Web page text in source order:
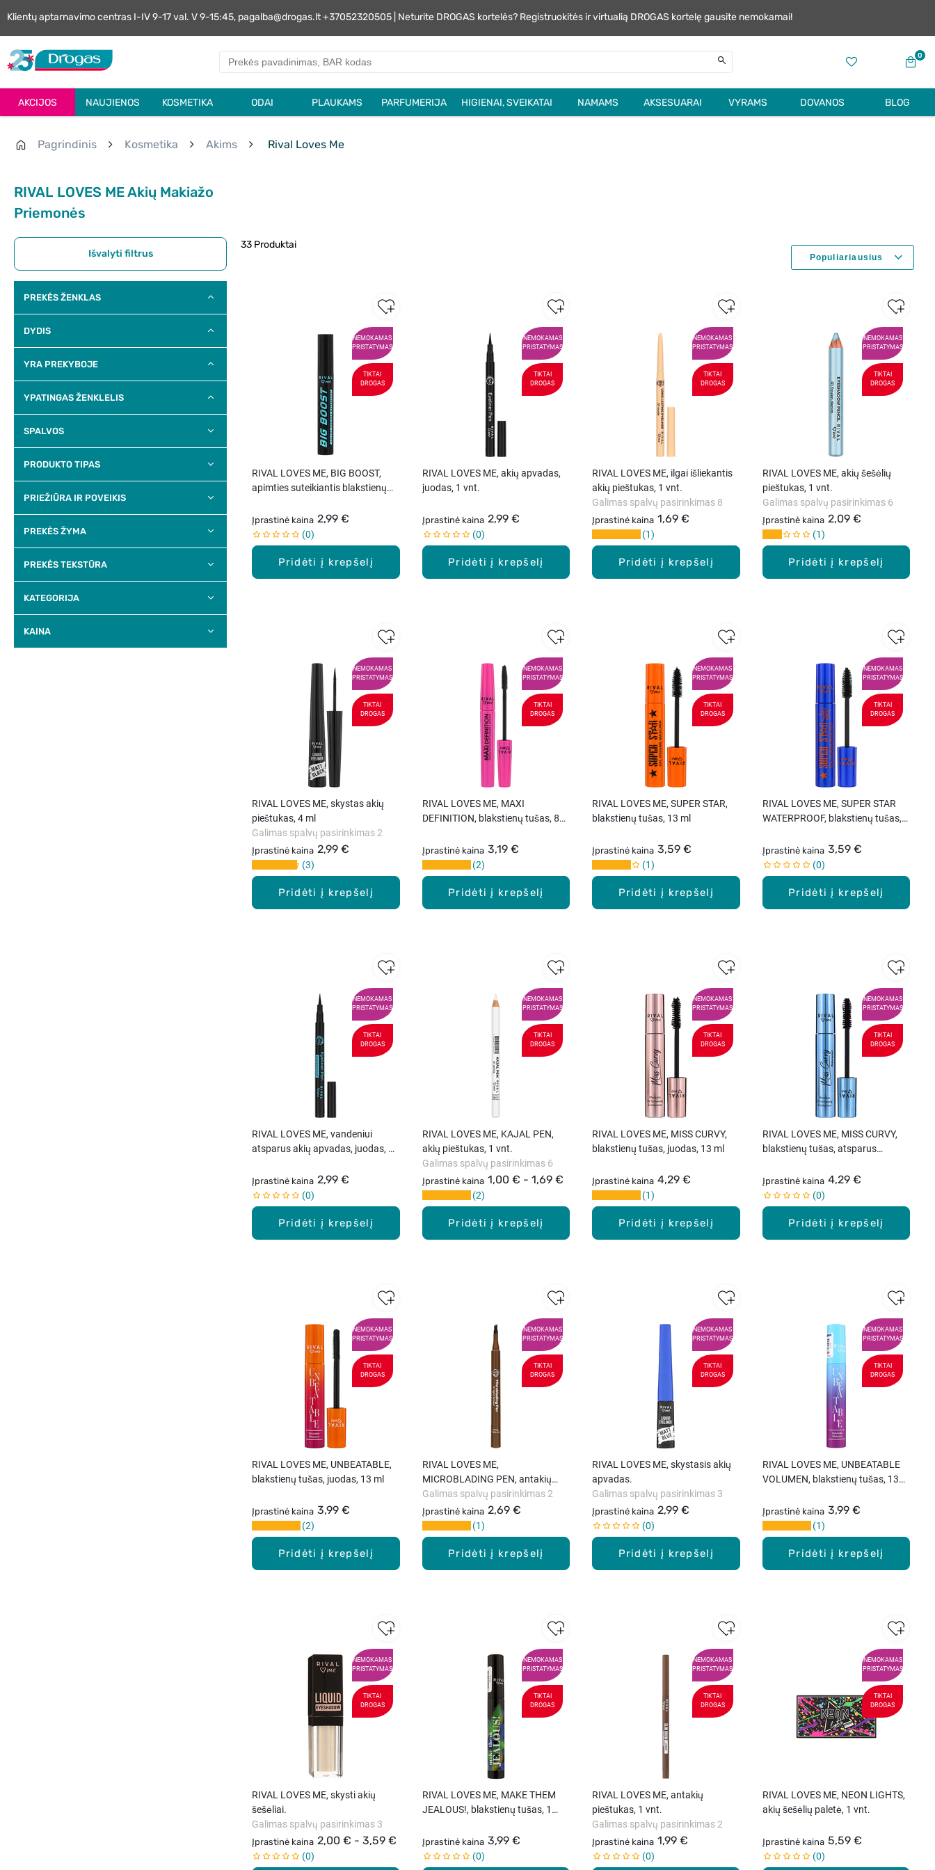
Klientų aptarnavimo centras I-IV 9-17 val. V 9-15:45, pagalba@drogas.lt +37052320505 | Neturite DROGAS kortelės? Registruokitės ir virtualią DROGAS kortelę gausite nemokamai!
0
AKCIJOS NAUJIENOS KOSMETIKA ODAI PLAUKAMS PARFUMERIJA HIGIENAI, SVEIKATAI NAMAMS AKSESUARAI VYRAMS DOVANOS BLOG
Pagrindinis Kosmetika Akims Rival Loves Me
RIVAL LOVES ME Akių Makiažo
Priemonės
Išvalyti filtrus
PREKĖS ŽENKLAS
DYDIS
YRA PREKYBOJE
YPATINGAS ŽENKLELIS
SPALVOS
PRODUKTO TIPAS
PRIEŽIŪRA IR POVEIKIS
PREKĖS ŽYMA
PREKĖS TEKSTŪRA
KATEGORIJA
KAINA
33 Produktai
NEMOKAMAS
PRISTATYMAS
TIKTAI
DROGAS
Pridėti į krepšelį
RIVAL LOVES ME, BIG BOOST,
apimties suteikiantis blakstienų
ml.
Įprastinė kaina 2,99 €
0
NEMOKAMAS
PRISTATYMAS
TIKTAI
DROGAS
Pridėti į krepšelį
RIVAL LOVES ME, akių apvadas,
juodas, 1 vnt.
Įprastinė kaina 2,99 €
0
NEMOKAMAS
PRISTATYMAS
TIKTAI
DROGAS
Pridėti į krepšelį
RIVAL LOVES ME, ilgai išliekantis
akių pieštukas, 1 vnt.
Įprastinė kaina 1,69 €
Galimas spalvų pasirinkimas 8
1
NEMOKAMAS
PRISTATYMAS
TIKTAI
DROGAS
Pridėti į krepšelį
RIVAL LOVES ME, akių šešėlių
pieštukas, 1 vnt.
Įprastinė kaina 2,09 €
Galimas spalvų pasirinkimas 6
1
NEMOKAMAS
PRISTATYMAS
TIKTAI
DROGAS
Pridėti į krepšelį
RIVAL LOVES ME, skystas akių
pieštukas, 4 ml
Įprastinė kaina 2,99 €
Galimas spalvų pasirinkimas 2
3
NEMOKAMAS
PRISTATYMAS
TIKTAI
DROGAS
Pridėti į krepšelį
RIVAL LOVES ME, MAXI
DEFINITION, blakstienų tušas, 8
Įprastinė kaina 3,19 €
2
NEMOKAMAS
PRISTATYMAS
TIKTAI
DROGAS
Pridėti į krepšelį
RIVAL LOVES ME, SUPER STAR,
blakstienų tušas, 13 ml
Įprastinė kaina 3,59 €
1
NEMOKAMAS
PRISTATYMAS
TIKTAI
DROGAS
Pridėti į krepšelį
RIVAL LOVES ME, SUPER STAR
WATERPROOF, blakstienų tušas,
Įprastinė kaina 3,59 €
0
NEMOKAMAS
PRISTATYMAS
TIKTAI
DROGAS
Pridėti į krepšelį
RIVAL LOVES ME, vandeniui
atsparus akių apvadas, juodas, 1
Įprastinė kaina 2,99 €
0
NEMOKAMAS
PRISTATYMAS
TIKTAI
DROGAS
Pridėti į krepšelį
RIVAL LOVES ME, KAJAL PEN,
akių pieštukas, 1 vnt.
Įprastinė kaina 1,00 € - 1,69 €
Galimas spalvų pasirinkimas 6
2
NEMOKAMAS
PRISTATYMAS
TIKTAI
DROGAS
Pridėti į krepšelį
RIVAL LOVES ME, MISS CURVY,
blakstienų tušas, juodas, 13 ml
Įprastinė kaina 4,29 €
1
NEMOKAMAS
PRISTATYMAS
TIKTAI
DROGAS
Pridėti į krepšelį
RIVAL LOVES ME, MISS CURVY,
blakstienų tušas, atsparus
Įprastinė kaina 4,29 €
0
NEMOKAMAS
PRISTATYMAS
TIKTAI
DROGAS
Pridėti į krepšelį
RIVAL LOVES ME, UNBEATABLE,
blakstienų tušas, juodas, 13 ml
Įprastinė kaina 3,99 €
2
NEMOKAMAS
PRISTATYMAS
TIKTAI
DROGAS
Pridėti į krepšelį
RIVAL LOVES ME,
MICROBLADING PEN, antakių
pieštukas, 1 vnt.
Įprastinė kaina 2,69 €
Galimas spalvų pasirinkimas 2
1
NEMOKAMAS
PRISTATYMAS
TIKTAI
DROGAS
Pridėti į krepšelį
RIVAL LOVES ME, skystasis akių
apvadas.
Įprastinė kaina 2,99 €
Galimas spalvų pasirinkimas 3
0
NEMOKAMAS
PRISTATYMAS
TIKTAI
DROGAS
Pridėti į krepšelį
RIVAL LOVES ME, UNBEATABLE
VOLUMEN, blakstienų tušas, 13
Įprastinė kaina 3,99 €
1
NEMOKAMAS
PRISTATYMAS
TIKTAI
DROGAS
RIVAL LOVES ME, skysti akių
šešėliai.
Įprastinė kaina 2,00 € - 3,59 €
Galimas spalvų pasirinkimas 3
0
NEMOKAMAS
PRISTATYMAS
TIKTAI
DROGAS
RIVAL LOVES ME, MAKE THEM
JEALOUS!, blakstienų tušas, 1
Įprastinė kaina 3,99 €
0
NEMOKAMAS
PRISTATYMAS
TIKTAI
DROGAS
RIVAL LOVES ME, antakių
pieštukas, 1 vnt.
Įprastinė kaina 1,99 €
Galimas spalvų pasirinkimas 2
0
NEMOKAMAS
PRISTATYMAS
TIKTAI
DROGAS
RIVAL LOVES ME, NEON LIGHTS,
akių šešėlių paletė, 1 vnt.
Įprastinė kaina 5,59 €
0